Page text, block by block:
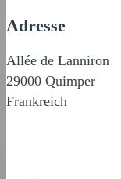
Adresse
Allée de Lanniron
29000 Quimper
Frankreich